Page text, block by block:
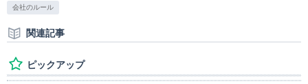
会社のルール
関連記事
ピックアップ